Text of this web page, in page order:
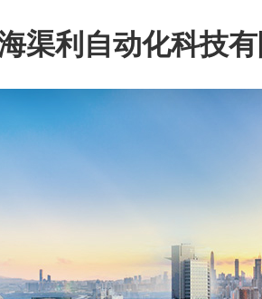
渠利自动化科技